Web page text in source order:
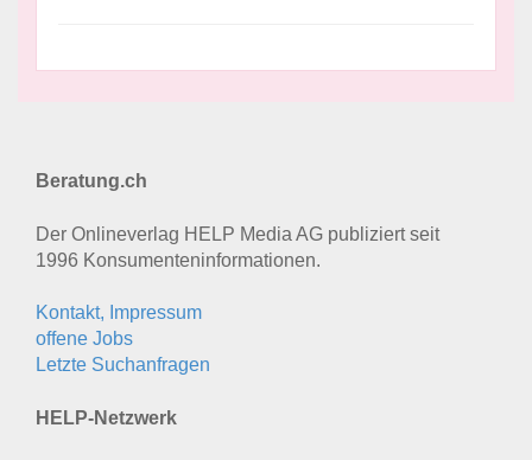
Beratung.ch
Der Onlineverlag HELP Media AG publiziert seit
1996 Konsumenten­informationen.
Kontakt, Impressum
offene Jobs
Letzte Suchanfragen
HELP-Netzwerk